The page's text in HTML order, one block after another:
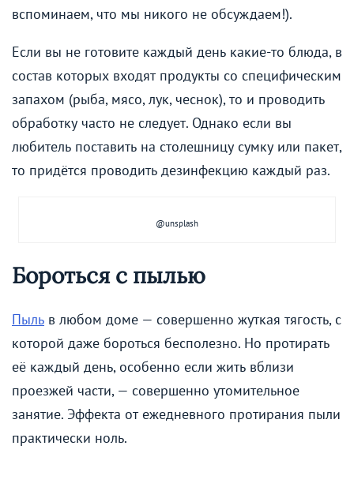
вспоминаем, что мы никого не обсуждаем!).
Если вы не готовите каждый день какие-то блюда, в
состав которых входят продукты со специфическим
запахом (рыба, мясо, лук, чеснок), то и проводить
обработку часто не следует. Однако если вы
любитель поставить на столешницу сумку или пакет,
то придётся проводить дезинфекцию каждый раз.
@unsplash
Бороться с пылью
Пыль в любом доме — совершенно жуткая тягость, с
которой даже бороться бесполезно. Но протирать
её каждый день, особенно если жить вблизи
проезжей части, — совершенно утомительное
занятие. Эффекта от ежедневного протирания пыли
практически ноль.